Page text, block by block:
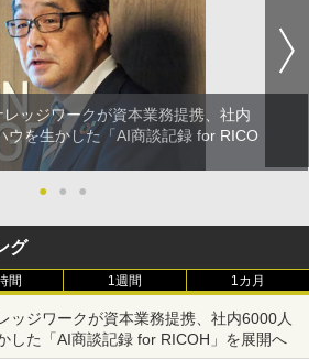
レッジワークが資本業務提携、社内
ウを生かした「AI商談記録 for RICO
●
● ●
グ
間 1週間 1カ月
ッジワークが資本業務提携、社内6000人
した「AI商談記録 for RICOH」を展開へ